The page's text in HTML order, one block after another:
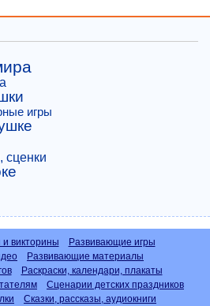
игры
сценки
и викторины
Развивающие игры
Развивающие материалы
Раскраски, календари, плакаты
Сценарии детских праздников
Сказки, рассказы, аудиокниги